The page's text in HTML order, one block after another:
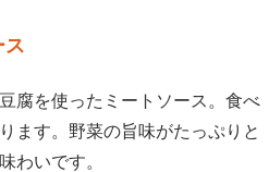
ス
腐を使ったミートソース。食べ
ます。野菜の旨味がたっぷりと
わいです。